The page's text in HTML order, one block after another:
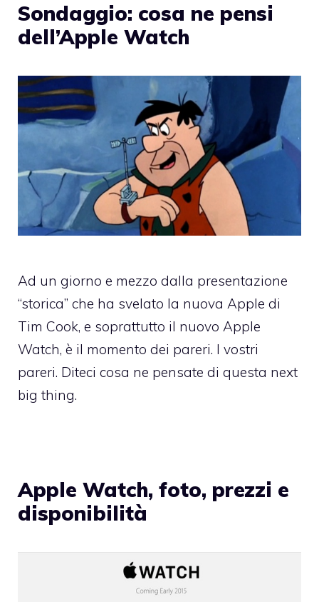
Sondaggio: cosa ne pensi
dell’Apple Watch
Ad un giorno e mezzo dalla presentazione
“storica” che ha svelato la nuova Apple di
Tim Cook, e soprattutto il nuovo Apple
Watch, è il momento dei pareri. I vostri
pareri. Diteci cosa ne pensate di questa next
big thing.
Apple Watch, foto, prezzi e
disponibilità